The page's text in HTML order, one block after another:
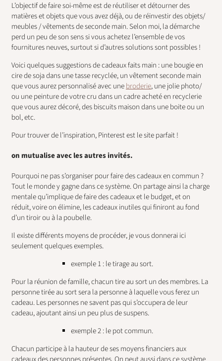
L’objectif de faire soi-même est de réutiliser et détourner des
matières et objets que vous avez déjà, ou de réinvestir des objets/
meubles / vêtements de seconde main. Selon moi, la démarche
perd un peu de son sens si vous achetez l’ensemble de vos
fournitures neuves, surtout si d’autres solutions sont possibles !
Voici quelques suggestions de cadeaux faits main : une bougie en
cire de soja dans une tasse recyclée, un vêtement seconde main
que vous aurez personnalisé avec unebroderie, une jolie photo/
ou une peinture de votre cru dans un cadre acheté en recyclerie
que vous aurez décoré, des biscuits maison dans une boite ou un
bol, etc.
Pour trouver de l’inspiration, Pinterest est le site parfait !
on mutualise avec les autres invités.
Pourquoi ne pas s’organiser pour faire des cadeaux en commun ?
Tout le monde y gagne dans ce système. On partage ainsi la charge
mentale qu’implique de faire des cadeaux et le budget, et on
réduit, voire on élimine, les cadeaux inutiles qui finiront au fond
d’un tiroir ou à la poubelle.
Il existe différents moyens de procéder, je vous donnerai ici
seulement quelques exemples.
exemple 1 : le tirage au sort.
Pour la réunion de famille, chacun tire au sort un des membres. La
personne tirée au sort sera la personne à laquelle vous ferez un
cadeau. Les personnes ne savent pas qui s’occupera de leur
cadeau, ajoutant ainsi un peu plus de suspens.
exemple 2 : le pot commun.
Chacun participe à la hauteur de ses moyens financiers aux